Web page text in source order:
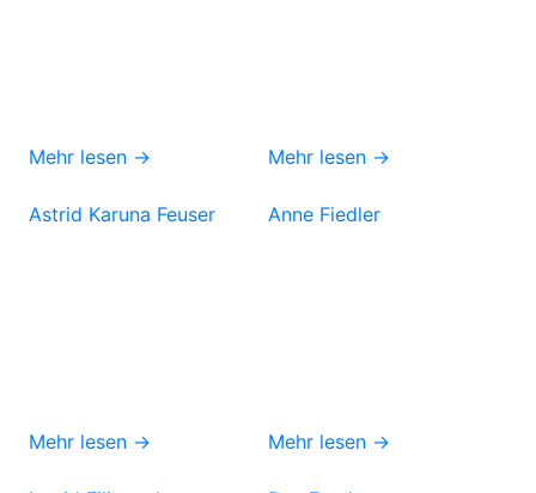
Mehr lesen → Mehr lesen →
Astrid Karuna Feuser
Mehr lesen →
Anne Fiedler
Mehr lesen →